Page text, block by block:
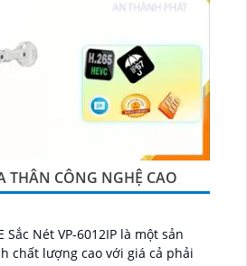
THÂN CÔNG NGHỆ CAO
Sắc Nét VP-6012IP là một sản
chất lượng cao với giá cả phải